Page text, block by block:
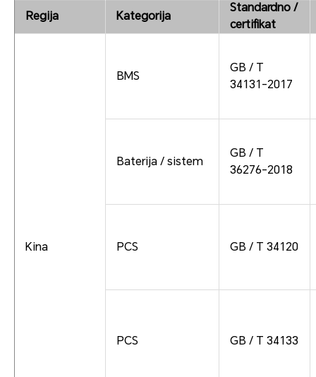
Regija Kategorija
Standardno /
certifikat
Kina
BMS
GB / T
34131-2017
Baterija / sistem
GB / T
36276-2018
PCS GB / T 34120
PCS GB / T 34133